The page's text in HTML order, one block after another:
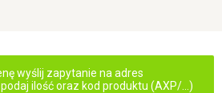
wyślij zapytanie na adres
ilość oraz kod produktu (AXP/...)